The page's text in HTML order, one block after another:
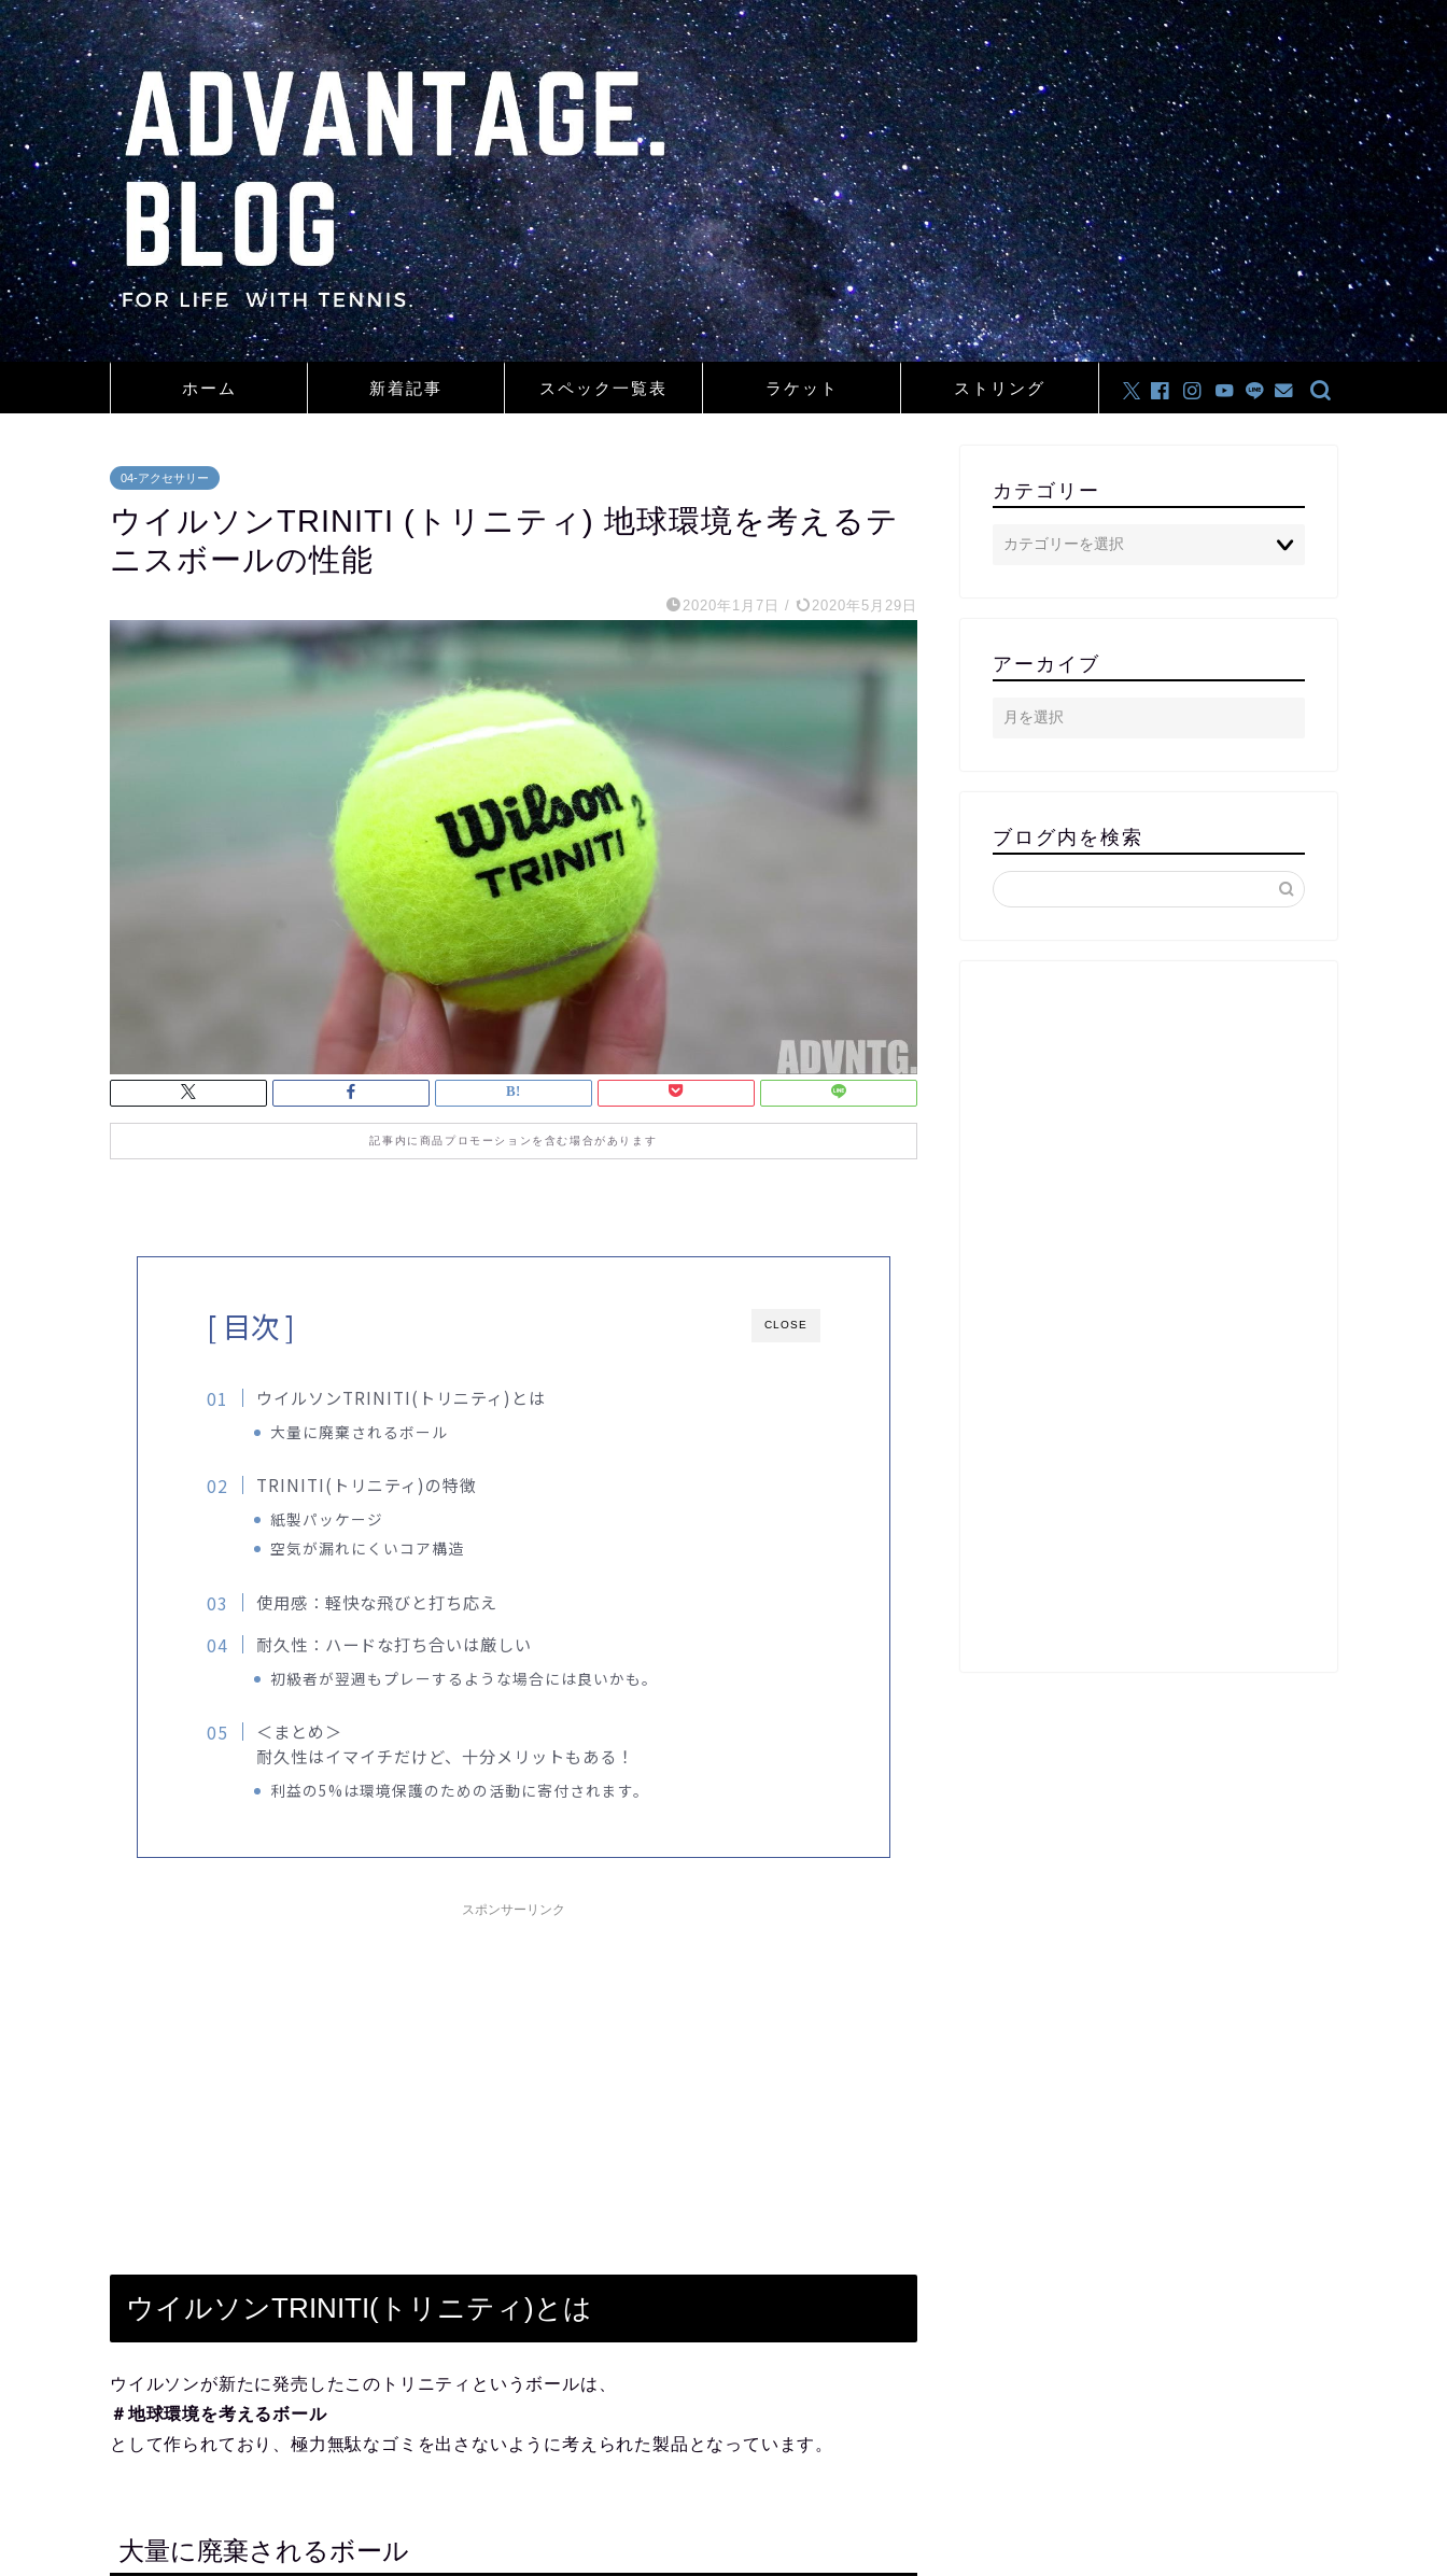
ホーム 新着記事 スペック一覧表 ラケット ストリング
04-アクセサリー
ウイルソンTRINITI (トリニティ) 地球環境を考えるテ
ニスボールの性能
2020年1月7日 / 2020年5月29日
記事内に商品プロモーションを含む場合があります
CLOSE
[ 目次 ]
ウイルソンTRINITI(トリニティ)とは
大量に廃棄されるボール
TRINITI(トリニティ)の特徴
紙製パッケージ
空気が漏れにくいコア構造
使用感：軽快な飛びと打ち応え
耐久性：ハードな打ち合いは厳しい
初級者が翌週もプレーするような場合には良いかも。
＜まとめ＞
耐久性はイマイチだけど、十分メリットもある！
利益の5%は環境保護のための活動に寄付されます。
スポンサーリンク
ウイルソンTRINITI(トリニティ)とは
ウイルソンが新たに発売したこのトリニティというボールは、
＃地球環境を考えるボール
として作られており、極力無駄なゴミを出さないように考えられた製品となっています。
大量に廃棄されるボール
カテゴリー
アーカイブ
ブログ内を検索